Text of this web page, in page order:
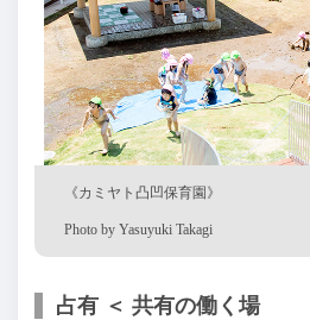
《カミヤト凸凹保育園》
Photo by Yasuyuki Takagi
占有 ＜ 共有の働く場